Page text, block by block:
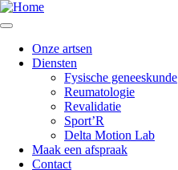
Onze artsen
Diensten
Fysische geneeskunde
Reumatologie
Revalidatie
Sport’R
Delta Motion Lab
Maak een afspraak
Contact